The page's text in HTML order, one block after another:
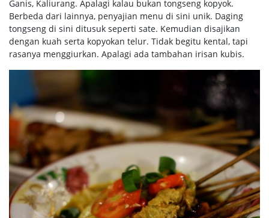
Ganis, Kaliurang. Apalagi kalau bukan tongseng kopyok.
Berbeda dari lainnya, penyajian menu di sini unik. Daging
tongseng di sini ditusuk seperti sate. Kemudian disajikan
dengan kuah serta kopyokan telur. Tidak begitu kental, tapi
rasanya menggiurkan. Apalagi ada tambahan irisan kubis.